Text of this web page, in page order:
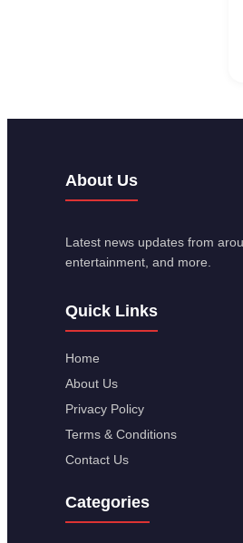
About Us
Latest news updates from
entertainment, and more.
Quick Links
Home
About Us
Privacy Policy
Terms & Conditions
Contact Us
Categories